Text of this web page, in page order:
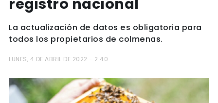
registro nacional
La actualización de datos es obligatoria para
todos los propietarios de colmenas.
LUNES, 4 DE ABRIL DE 2022 - 2:40